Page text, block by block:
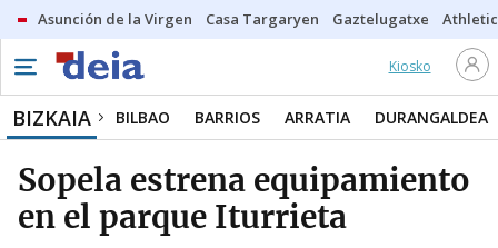
Asunción de la Virgen Casa Targaryen Gaztelugatxe Athletic
Kiosko
BIZKAIA BILBAO BARRIOS ARRATIA DURANGALDEA
Sopela estrena equipamiento
en el parque Iturrieta